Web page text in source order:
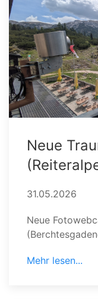
Neue
31.05.2026
Neue
Mehr lesen...